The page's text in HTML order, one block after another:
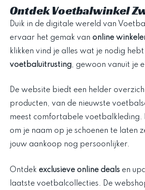
Ontdek Voetbalwinkel
Duik in de digitale wereld van
ervaar het gemak van online
klikken vind je alles wat je nodig
voetbaluitrusting, gewoon vanuit je
De website biedt een helder
producten, van de nieuwste
meest comfortabele voetbalkleding.
om je naam op je schoenen te laten
jouw aankoop nog persoonlijker.
Ontdek exclusieve online deals en
laatste voetbalcollecties. De